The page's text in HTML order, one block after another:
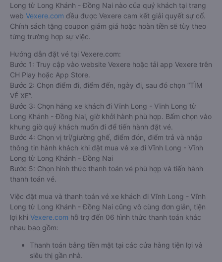
Long từ Long Khánh - Đồng Nai nào của quý khách tại trang
web Vexere.com đều được Vexere cam kết giải quyết sự cố.
Chính sách tặng coupon giảm giá hoặc hoàn tiền sẽ tùy theo
từng trường hợp sự việc.
Hướng dẫn đặt vé tại Vexere.com:
Bước 1: Truy cập vào website Vexere hoặc tải app Vexere trên
CH Play hoặc App Store.
Bước 2: Chọn điểm đi, điểm đến, ngày đi, sau đó chọn “TÌM
VÉ XE”.
Bước 3: Chọn hãng xe khách đi Vĩnh Long - Vĩnh Long từ
Long Khánh - Đồng Nai, giờ khởi hành phù hợp. Bấm chọn vào
khung giờ quý khách muốn đi để tiến hành đặt vé.
Bước 4: Chọn vị trí/giường ghế, điểm đón, điểm trả và nhập
thông tin hành khách khi đặt mua vé xe đi Vĩnh Long - Vĩnh
Long từ Long Khánh - Đồng Nai
Bước 5: Chọn hình thức thanh toán vé phù hợp và tiến hành
thanh toán vé.
Việc đặt mua và thanh toán vé xe khách đi Vĩnh Long - Vĩnh
Long từ Long Khánh - Đồng Nai cũng vô cùng đơn giản, tiện
lợi khi Vexere.com hỗ trợ đến 06 hình thức thanh toán khác
nhau bao gồm:
Thanh toán bằng tiền mặt tại các cửa hàng tiện lợi và
siêu thị gần nhà.